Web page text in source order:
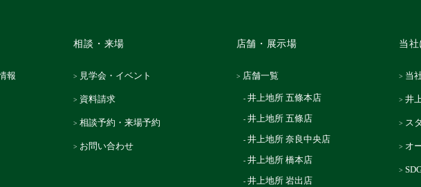
報
相談・来場
見学会・イベント
資料請求
相談予約・来場予約
お問い合わせ
店舗・展示場
店舗一覧
井上地所 五條本店
井上地所 五條店
井上地所 奈良中央店
井上地所 橋本店
井上地所 岩出店
当
当
井
ス
オ